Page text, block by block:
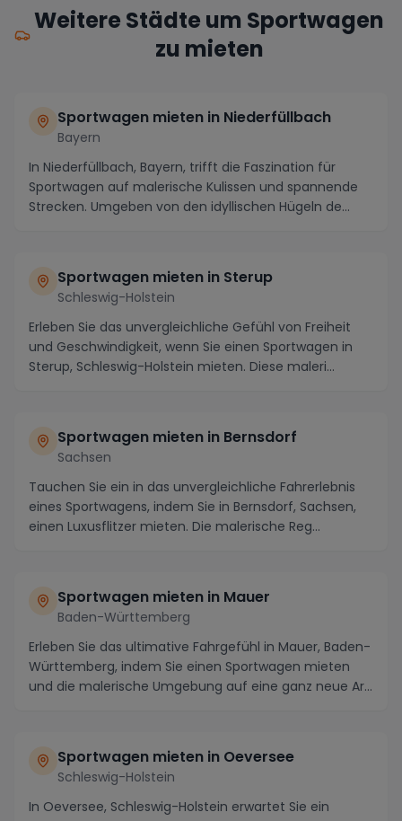
Weitere Städte um Sportwagen
zu mieten
Sportwagen mieten in Niederfüllbach
Bayern
In Niederfüllbach, Bayern, trifft die Faszination für
Sportwagen auf malerische Kulissen und spannende
Strecken. Umgeben von den idyllischen Hügeln de...
Sportwagen mieten in Sterup
Schleswig-Holstein
Erleben Sie das unvergleichliche Gefühl von Freiheit
und Geschwindigkeit, wenn Sie einen Sportwagen in
Sterup, Schleswig-Holstein mieten. Diese maleri...
Sportwagen mieten in Bernsdorf
Sachsen
Tauchen Sie ein in das unvergleichliche Fahrerlebnis
eines Sportwagens, indem Sie in Bernsdorf, Sachsen,
einen Luxusflitzer mieten. Die malerische Reg...
Sportwagen mieten in Mauer
Baden-Württemberg
Erleben Sie das ultimative Fahrgefühl in Mauer, Baden-
Württemberg, indem Sie einen Sportwagen mieten
und die malerische Umgebung auf eine ganz neue Ar...
Sportwagen mieten in Oeversee
Schleswig-Holstein
In Oeversee, Schleswig-Holstein erwartet Sie ein